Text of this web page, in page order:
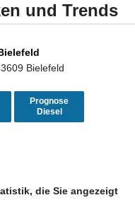
und Trends
Bielefeld
Prognose
Diesel
die Sie angezeigt